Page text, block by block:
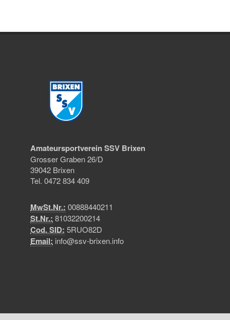
Amateursportverein SSV Brixen
Grosser Graben 26/D
39042 Brixen
Tel. 0472 834 409
MwSt.Nr.: 00888440211
St.Nr.: 81032200214
Cod. SID: 5RUO82D
Email: info@ssv-brixen.info